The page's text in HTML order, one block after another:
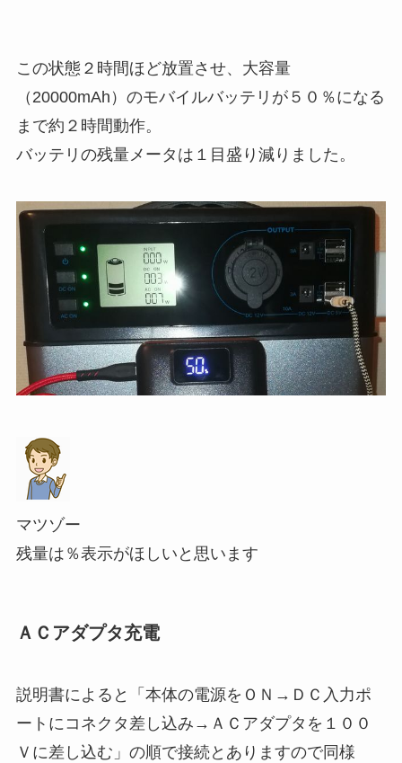
この状態２時間ほど放置させ、大容量
（20000mAh）のモバイルバッテリが５０％になる
まで約２時間動作。
バッテリの残量メータは１目盛り減りました。
マツゾー
残量は％表示がほしいと思います
ＡＣアダプタ充電
説明書によると「本体の電源をＯＮ→ＤＣ入力ポ
ートにコネクタ差し込み→ＡＣアダプタを１００
Ｖに差し込む」の順で接続とありますので同様